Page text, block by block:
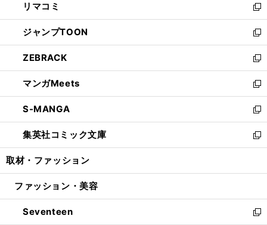
で
開
く
ド
ウ
で
開
く
ィ
ン
ド
ウ
で
開
く
い
ウ
ィ
ン
ド
ウ
で
開
く
リマコミ
新
し
い
ウ
ィ
ン
ド
ウ
で
開
く
ジャンプTOON
新
し
い
ウ
ィ
ン
ド
ウ
で
開
ZEBRACK
新
し
い
ウ
ィ
ン
ド
ウ
開
マンガMeets
新
し
い
ウ
ィ
ン
ウ
開
く
S-MANGA
新
し
い
ウ
ン
ウ
で
集英社コミック文庫
新
し
ウ
ン
ド
取材・ファッション
ファッション・美容
Seventeen
新